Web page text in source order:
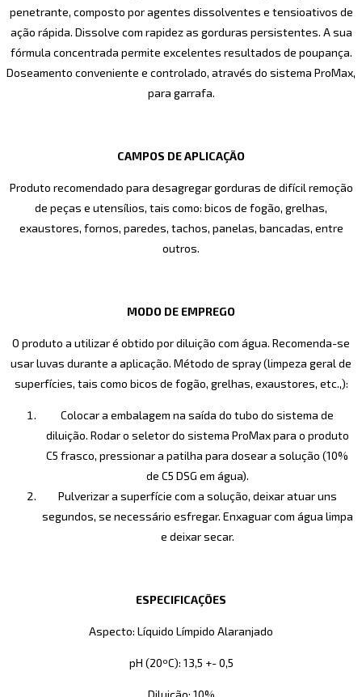
penetrante, composto por agentes dissolventes e tensioativos de
ação rápida. Dissolve com rapidez as gorduras persistentes. A sua
fórmula concentrada permite excelentes resultados de poupança.
Doseamento conveniente e controlado, através do sistema ProMax,
para garrafa.
CAMPOS DE APLICAÇÃO
Produto recomendado para desagregar gorduras de difícil remoção
de peças e utensílios, tais como: bicos de fogão, grelhas,
exaustores, fornos, paredes, tachos, panelas, bancadas, entre
outros.
MODO DE EMPREGO
O produto a utilizar é obtido por diluição com água. Recomenda-se
usar luvas durante a aplicação. Método de spray (limpeza geral de
superfícies, tais como bicos de fogão, grelhas, exaustores, etc.,):
Colocar a embalagem na saída do tubo do sistema de
diluição. Rodar o seletor do sistema ProMax para o produto
C5 frasco, pressionar a patilha para dosear a solução (10%
de C5 DSG em água).
Pulverizar a superfície com a solução, deixar atuar uns
segundos, se necessário esfregar. Enxaguar com água limpa
e deixar secar.
ESPECIFICAÇÕES
Aspecto: Líquido Límpido Alaranjado
pH (20ºC): 13,5 +- 0,5